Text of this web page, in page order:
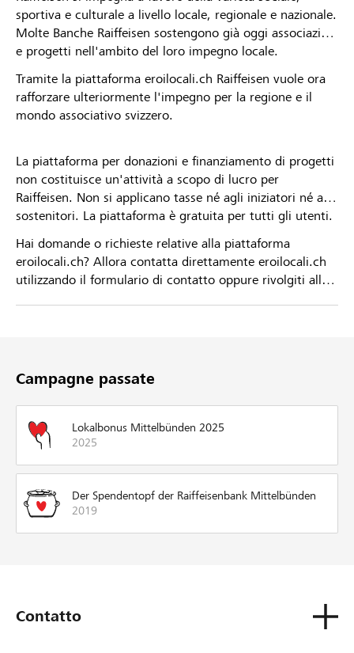
sportiva e culturale a livello locale, regionale e nazionale.
Molte Banche Raiffeisen sostengono già oggi associazioni
e progetti nell'ambito del loro impegno locale.
Tramite la piattaforma eroilocali.ch Raiffeisen vuole ora
rafforzare ulteriormente l'impegno per la regione e il
mondo associativo svizzero.
La piattaforma per donazioni e finanziamento di progetti
non costituisce un'attività a scopo di lucro per
Raiffeisen. Non si applicano tasse né agli iniziatori né ai
sostenitori. La piattaforma è gratuita per tutti gli utenti.
Hai domande o richieste relative alla piattaforma
eroilocali.ch? Allora contatta direttamente eroilocali.ch
utilizzando il formulario di contatto oppure rivolgiti alla
Campagne passate
Lokalbonus Mittelbünden 2025
2025
Der Spendentopf der Raiffeisenbank Mittelbünden
2019
Contatto